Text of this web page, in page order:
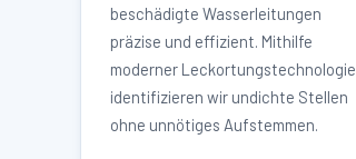
beschädigte Wasserleitungen
präzise und effizient. Mithilfe
moderner Leckortungstechnologie
identifizieren wir undichte Stellen
ohne unnötiges Aufstemmen.